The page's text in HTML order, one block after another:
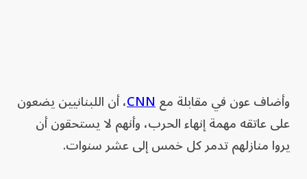
وأضاف عون في مقابلة معCNN، أن اللبنانيين يضعون
على عاتقه مهمة إنهاء الحرب، وأنهم لا يستحقون أن
يروا منازلهم تدمر كل خمس إلى عشر سنوات.